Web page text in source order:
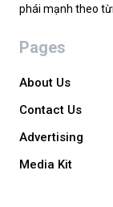
phái mạnh theo
Pages
About Us
Contact Us
Advertising
Media Kit